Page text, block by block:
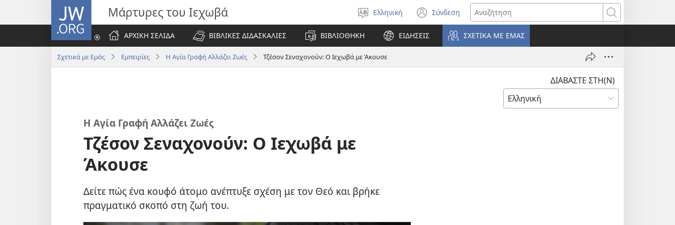
JW.ORG Μάρτυρες του Ιεχωβά
Επιλέξτε
γλώσσα
Ελληνική Σύνδεση
(ανοίγει
νέο
παράθυρο)
Αναζήτηση
ΑΡΧΙΚΗ ΣΕΛΙΔΑ
ΒΙΒΛΙΚΕΣ ΔΙΔΑΣΚΑΛΙΕΣ ΒΙΒΛΙΟΘΗΚΗ ΕΙΔΗΣΕΙΣ ΣΧΕΤΙΚΑ ΜΕ ΕΜΑΣ
Σχετικά με Εμάς Εμπειρίες Η Αγία Γραφή Αλλάζει Ζωές Τζέσον Σεναχονούν: Ο Ιεχωβά με Άκουσε
ΔΙΑΒΑΣΤΕ ΣΤΗ(Ν)
Η Αγία Γραφή Αλλάζει Ζωές
Τζέσον Σεναχονούν: Ο Ιεχωβά με
Άκουσε
Δείτε πώς ένα κουφό άτομο ανέπτυξε σχέση με τον Θεό και βρήκε
πραγματικό σκοπό στη ζωή του.